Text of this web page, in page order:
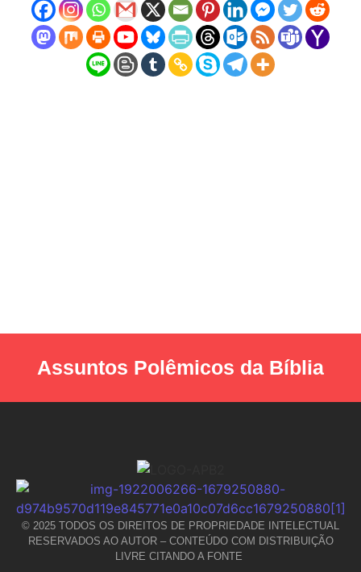
Assuntos Polêmicos da Bíblia
© 2025 TODOS OS DIREITOS DE PROPRIEDADE INTELECTUAL
RESERVADOS AO AUTOR – CONTEÚDO COM DISTRIBUIÇÃO
LIVRE CITANDO A FONTE